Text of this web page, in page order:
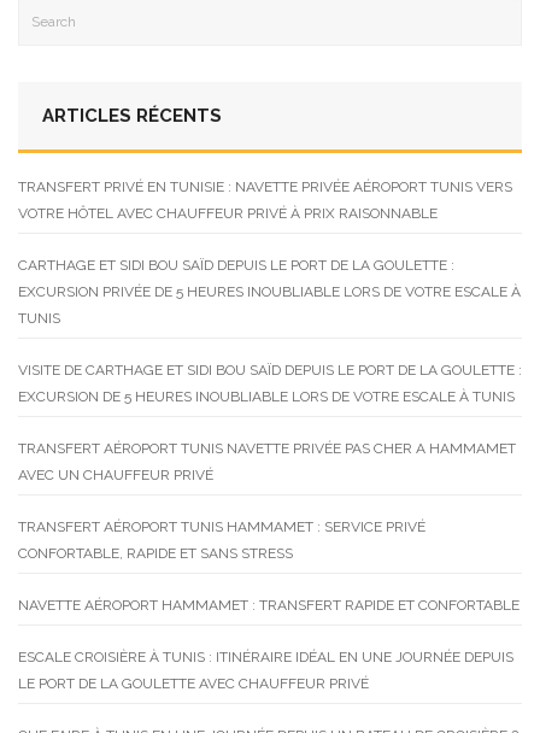
ARTICLES RÉCENTS
TRANSFERT PRIVÉ EN TUNISIE : NAVETTE PRIVÉE AÉROPORT TUNIS VERS
VOTRE HÔTEL AVEC CHAUFFEUR PRIVÉ À PRIX RAISONNABLE
CARTHAGE ET SIDI BOU SAÏD DEPUIS LE PORT DE LA GOULETTE :
EXCURSION PRIVÉE DE 5 HEURES INOUBLIABLE LORS DE VOTRE ESCALE À
TUNIS
VISITE DE CARTHAGE ET SIDI BOU SAÏD DEPUIS LE PORT DE LA GOULETTE :
EXCURSION DE 5 HEURES INOUBLIABLE LORS DE VOTRE ESCALE À TUNIS
TRANSFERT AÉROPORT TUNIS NAVETTE PRIVÉE PAS CHER A HAMMAMET
AVEC UN CHAUFFEUR PRIVÉ
TRANSFERT AÉROPORT TUNIS HAMMAMET : SERVICE PRIVÉ
CONFORTABLE, RAPIDE ET SANS STRESS
NAVETTE AÉROPORT HAMMAMET : TRANSFERT RAPIDE ET CONFORTABLE
ESCALE CROISIÈRE À TUNIS : ITINÉRAIRE IDÉAL EN UNE JOURNÉE DEPUIS
LE PORT DE LA GOULETTE AVEC CHAUFFEUR PRIVÉ